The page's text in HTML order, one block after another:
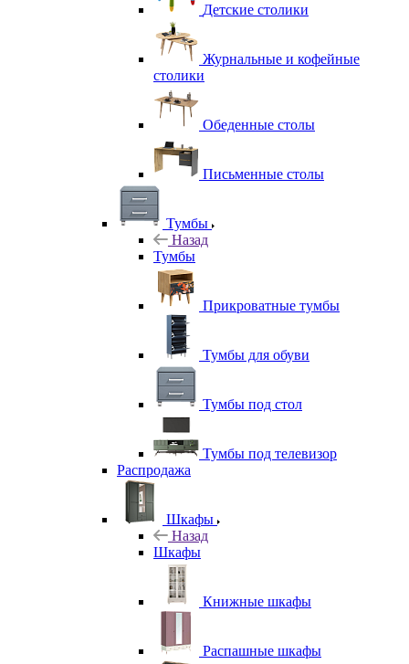
Детские столики
Журнальные и кофейные
столики
Обеденные столы
Письменные столы
Тумбы
Назад
Тумбы
Прикроватные тумбы
Тумбы для обуви
Тумбы под стол
Тумбы под телевизор
Распродажа
Шкафы
Назад
Шкафы
Книжные шкафы
Распашные шкафы